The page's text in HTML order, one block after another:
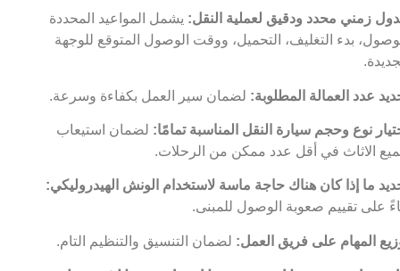
زمني محدد ودقيق لعملية النقل: يشمل المواعيد المحددة
بدء التغليف، التحميل، ووقت الوصول المتوقع للوجهة
عدد العمالة المطلوبة: لضمان سير العمل بكفاءة وسرعة.
نوع وحجم سيارة النقل المناسبة تمامًا: لضمان استيعاب
الاثاث في أقل عدد ممكن من الرحلات.
ما إذا كان هناك حاجة ماسة لاستخدام الونش الهيدروليكي:
على تقييم صعوبة الوصول للمبنى.
المهام على فريق العمل: لضمان التنسيق والتنظيم التام.